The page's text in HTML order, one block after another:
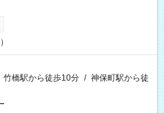
竹橋駅から徒歩10分 / 神保町駅から徒